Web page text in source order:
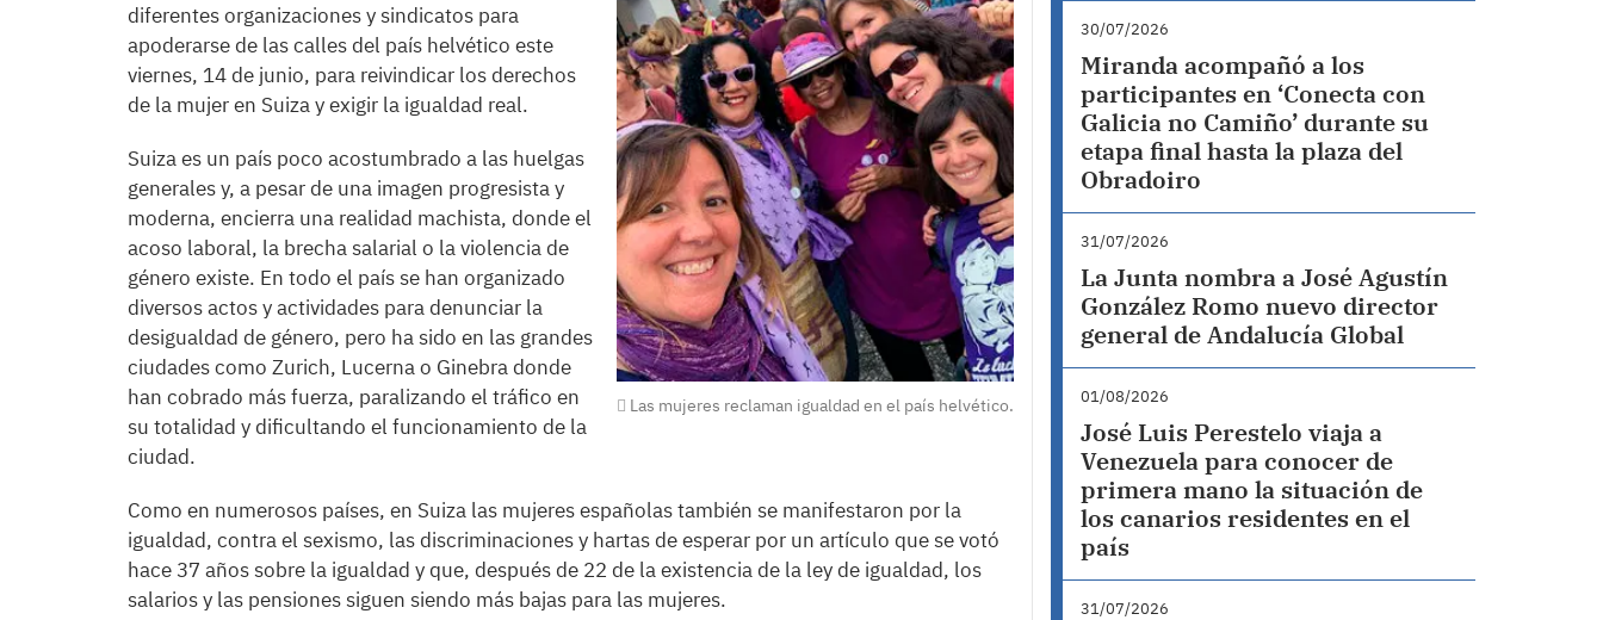
Las mujeres reclaman igualdad en el país helvético.
diferentes organizaciones y sindicatos para
apoderarse de las calles del país helvético este
viernes, 14 de junio, para reivindicar los derechos
de la mujer en Suiza y exigir la igualdad real.
Suiza es un país poco acostumbrado a las huelgas
generales y, a pesar de una imagen progresista y
moderna, encierra una realidad machista, donde el
acoso laboral, la brecha salarial o la violencia de
género existe. En todo el país se han organizado
diversos actos y actividades para denunciar la
desigualdad de género, pero ha sido en las grandes
ciudades como Zurich, Lucerna o Ginebra donde
han cobrado más fuerza, paralizando el tráfico en
su totalidad y dificultando el funcionamiento de la
ciudad.
Como en numerosos países, en Suiza las mujeres españolas también se manifestaron por la
igualdad, contra el sexismo, las discriminaciones y hartas de esperar por un artículo que se votó
hace 37 años sobre la igualdad y que, después de 22 de la existencia de la ley de igualdad, los
salarios y las pensiones siguen siendo más bajas para las mujeres.
30/07/2026
Miranda acompañó a los
participantes en ‘Conecta con
Galicia no Camiño’ durante su
etapa final hasta la plaza del
Obradoiro
31/07/2026
La Junta nombra a José Agustín
González Romo nuevo director
general de Andalucía Global
01/08/2026
José Luis Perestelo viaja a
Venezuela para conocer de
primera mano la situación de
los canarios residentes en el
país
31/07/2026